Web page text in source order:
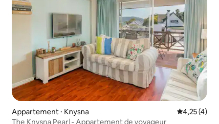
Appartement ⋅ Knysna Évaluation
4,25 (4)
The Knysna Pearl - Appartement de voyageur